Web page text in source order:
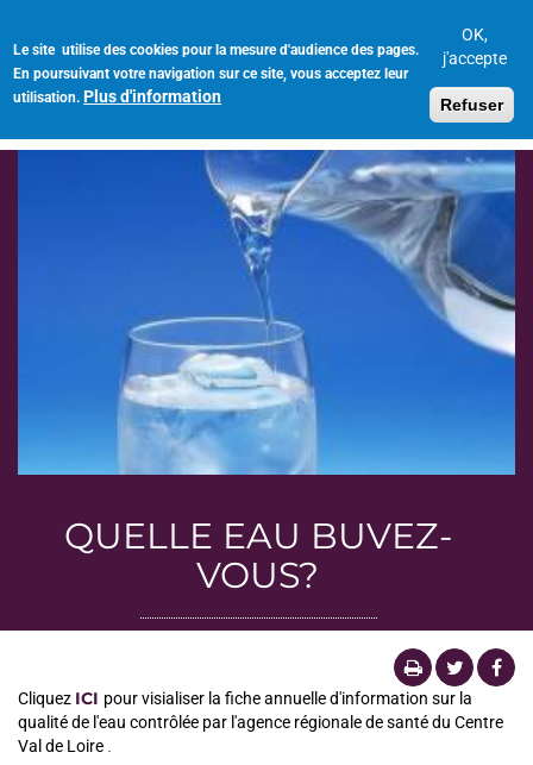
Le site utilise des cookies pour la mesure d'audience des pages.
En poursuivant votre navigation sur ce site, vous acceptez leur
utilisation. Plus d'information
OK,
j'accepte
Refuser
contenu
principal
QUELLE EAU BUVEZ-
VOUS?
Cliquez ICI pour visialiser la fiche annuelle d'information sur la
qualité de l'eau contrôlée par l'agence régionale de santé du Centre
Val de Loire